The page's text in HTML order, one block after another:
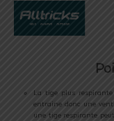
La tige plus respirante
entraine donc une
une tige respirante